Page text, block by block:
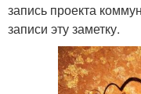
запись проекта
записи эту заметку.